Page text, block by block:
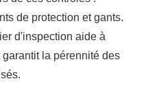
de protection et gants.
d'inspection aide à
la pérennité des